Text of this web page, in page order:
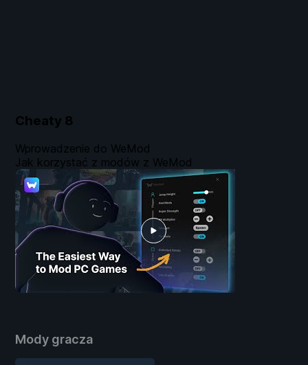
Cheaty 8
Mody gracza
Wprowadzenie do WeMod
Jak korzystać z modów z WeMod